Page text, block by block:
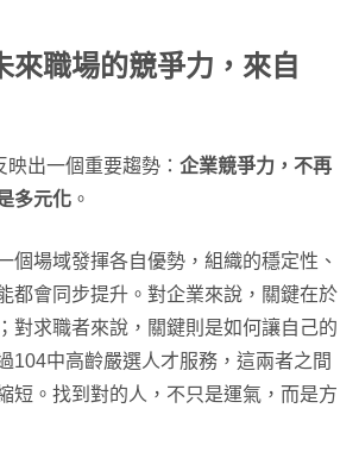
來職場的競爭力，來自
出一個重要趨勢： 企業競爭力，不再
多元化 。
個場域發揮各自優勢，組織的穩定性、
都會同步提升。對企業來說，關鍵在於
對求職者來說，關鍵則是如何讓自己的
104中高齡嚴選人才服務，這兩者之間
短。找到對的人，不只是運氣，而是方